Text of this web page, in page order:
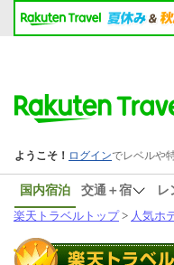
国内宿泊 交通＋宿 レ
楽天トラベルトップ> 人気ホ